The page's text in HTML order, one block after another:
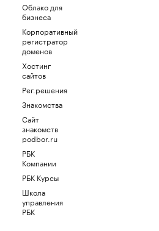
Облако для
бизнеса
Корпоративный
регистратор
доменов
Хостинг
сайтов
Рег.решения
Знакомства
Сайт
знакомств
podbor.ru
РБК
Компании
РБК Курсы
Школа
управления
РБК